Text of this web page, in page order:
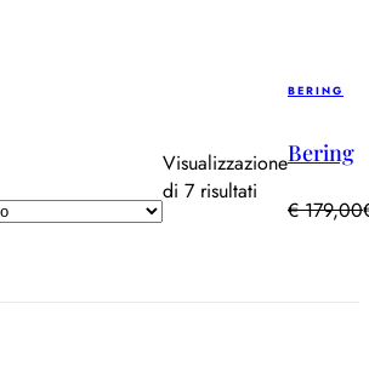
Visualizzazione
di 7 risultati
BERING
Bering
€179,00